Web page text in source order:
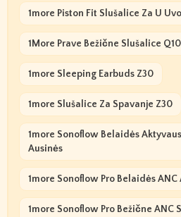
1more Piston Fit Slušalice Za U Uvo
1More Prave Bežične Slušalice Q10
1more Sleeping Earbuds Z30
1more Slušalice Za Spavanje Z30
1more Sonoflow Belaidės
Ausinės
1more Sonoflow Pro Belaidės
1more Sonoflow Pro Bežične ANC